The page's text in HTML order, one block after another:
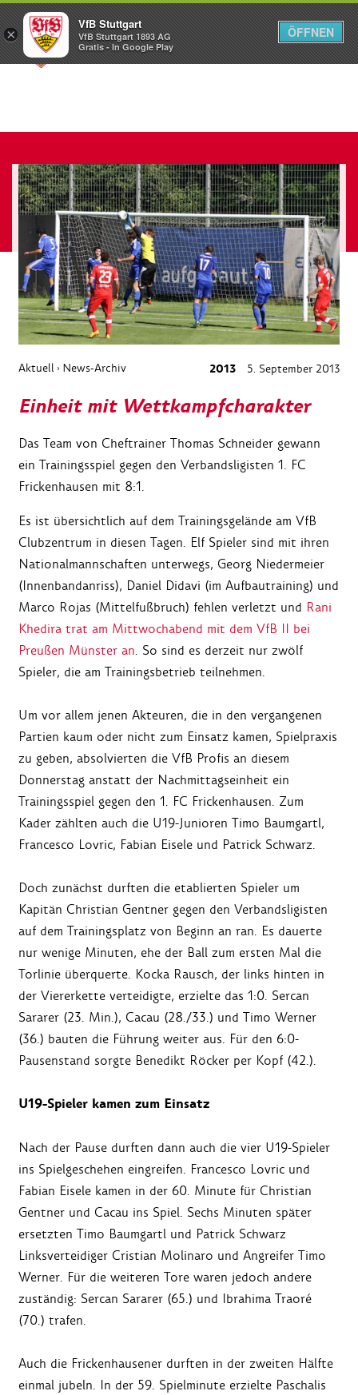
Menü
Aktuell › News-Archiv 2013 5. September 2013
Einheit mit Wettkampfcharakter
Das Team von Cheftrainer Thomas Schneider gewann
ein Trainingsspiel gegen den Verbandsligisten 1. FC
Frickenhausen mit 8:1.
Es ist übersichtlich auf dem Trainingsgelände am VfB
Clubzentrum in diesen Tagen. Elf Spieler sind mit ihren
Nationalmannschaften unterwegs, Georg Niedermeier
(Innenbandanriss), Daniel Didavi (im Aufbautraining) und
Marco Rojas (Mittelfußbruch) fehlen verletzt und Rani
Khedira trat am Mittwochabend mit dem VfB II bei
Preußen Münster an. So sind es derzeit nur zwölf
Spieler, die am Trainingsbetrieb teilnehmen.
Um vor allem jenen Akteuren, die in den vergangenen
Partien kaum oder nicht zum Einsatz kamen, Spielpraxis
zu geben, absolvierten die VfB Profis an diesem
Donnerstag anstatt der Nachmittagseinheit ein
Trainingsspiel gegen den 1. FC Frickenhausen. Zum
Kader zählten auch die U19-Junioren Timo Baumgartl,
Francesco Lovric, Fabian Eisele und Patrick Schwarz.
Doch zunächst durften die etablierten Spieler um
Kapitän Christian Gentner gegen den Verbandsligisten
auf dem Trainingsplatz von Beginn an ran. Es dauerte
nur wenige Minuten, ehe der Ball zum ersten Mal die
Torlinie überquerte. Kocka Rausch, der links hinten in
der Viererkette verteidigte, erzielte das 1:0. Sercan
Sararer (23. Min.), Cacau (28./33.) und Timo Werner
(36.) bauten die Führung weiter aus. Für den 6:0-
Pausenstand sorgte Benedikt Röcker per Kopf (42.).
U19-Spieler kamen zum Einsatz
Nach der Pause durften dann auch die vier U19-Spieler
ins Spielgeschehen eingreifen. Francesco Lovric und
Fabian Eisele kamen in der 60. Minute für Christian
Gentner und Cacau ins Spiel. Sechs Minuten später
ersetzten Timo Baumgartl und Patrick Schwarz
Linksverteidiger Cristian Molinaro und Angreifer Timo
Werner. Für die weiteren Tore waren jedoch andere
zuständig: Sercan Sararer (65.) und Ibrahima Traoré
(70.) trafen.
Auch die Frickenhausener durften in der zweiten Hälfte
einmal jubeln. In der 59. Spielminute erzielte Paschalis
×
VfB Stuttgart
VfB Stuttgart 1893 AG
Gratis - In Google Play
ÖFFNEN